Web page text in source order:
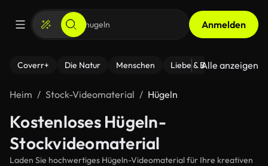
Anmelden
Coverr+ Die Natur Menschen Liebe & Beziehungen
Alle anzeigen
Heim Stock-Videomaterial Hügeln
Kostenloses Hügeln-
Stockvideomaterial
Laden Sie hochwertiges Hügeln-Videomaterial für Ihre kreativen